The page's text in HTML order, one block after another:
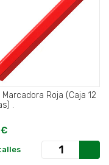
Marcadora Roja (Caja 12
.